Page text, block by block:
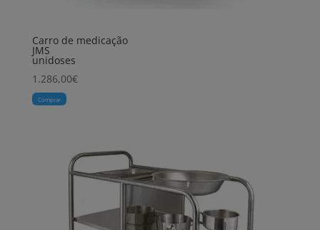
Carro de medicação
JMS
unidoses
1.286,00€
Comprar